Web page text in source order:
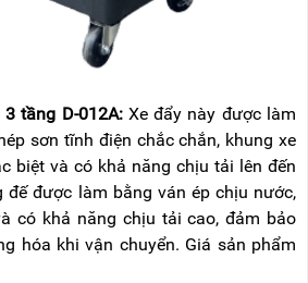
tầng D-012A:Xe đẩy này được làm
sơn tĩnh điện chắc chắn, khung xe
biệt và có khả năng chịu tải lên đến
đế được làm bằng ván ép chịu nước,
có khả năng chịu tải cao, đảm bảo
hóa khi vận chuyển. Giá sản phẩm